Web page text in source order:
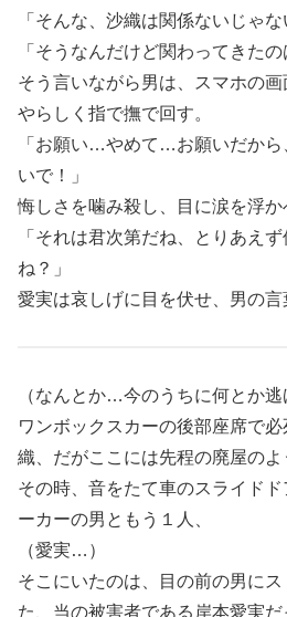
「そんな、沙織は関係ないじゃな
「そうなんだけど関わってきた
そう言いながら男は、スマホの
やらしく指で撫で回す。
「お願い…やめて…お願いだから
いで！」
悔しさを噛み殺し、目に涙を浮か
「それは君次第だね、とりあえ
ね？」
愛実は哀しげに目を伏せ、男の言
（なんとか…今のうちに何とか逃
ワンボックスカーの後部座席で
織、だがここには先程の廃屋のよ
その時、音をたて車のスライド
ーカーの男ともう１人、
（愛実…）
そこにいたのは、目の前の男に
た、当の被害者である岸本愛実だ